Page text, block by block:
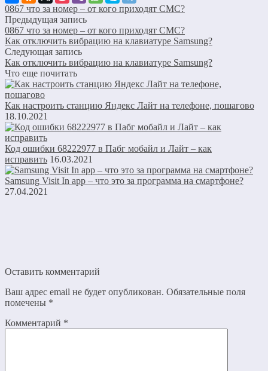
0867 что за номер – от кого приходят СМС?
Предыдущая запись
0867 что за номер – от кого приходят СМС?
Как отключить вибрацию на клавиатуре Samsung?
Следующая запись
Как отключить вибрацию на клавиатуре Samsung?
Что еще почитать
Как настроить станцию Яндекс Лайт на телефоне, пошагово
18.10.2021
Код ошибки 68222977 в Пабг мобайл и Лайт – как
исправить 16.03.2021
Samsung Visit In app – что это за программа на смартфоне?
27.04.2021
Оставить комментарий
Ваш адрес email не будет опубликован. Обязательные поля
помечены *
Комментарий *